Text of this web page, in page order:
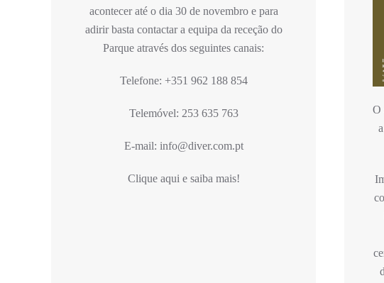
acontecer até o dia 30 de novembro e para
adirir basta contactar a equipa da receção do
Parque através dos seguintes canais:
Telefone: +351 962 188 854
Telemóvel: 253 635 763
E-mail: info@diver.com.pt
Clique aqui e saiba mais!
O